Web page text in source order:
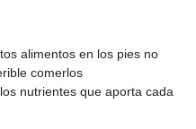
alimentos en los pies no
comerlos
nutrientes que aporta cada